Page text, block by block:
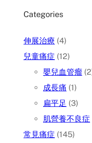
Categories
伸展治療 (4)
兒童痛症 (12)
嬰兒血管瘤
成長痛 (1)
扁平足 (3)
肌營養不良症
常見痛症 (145)